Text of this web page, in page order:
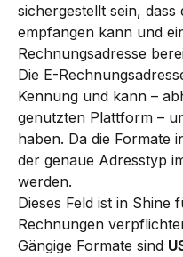
sichergestellt sein,
empfangen kann und
Rechnungsadresse
Die E-
Kennung und kann –
genutzten Plattform –
haben. Da die Formate
der genaue Adresstyp
werden.
Dieses Feld ist in Shine
Rechnungen
Gängige Formate sind